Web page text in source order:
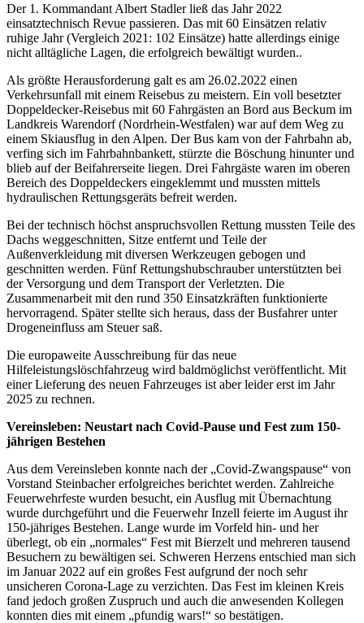
Der 1. Kommandant Albert Stadler ließ das Jahr 2022
einsatztechnisch Revue passieren. Das mit 60 Einsätzen relativ
ruhige Jahr (Vergleich 2021: 102 Einsätze) hatte allerdings einige
nicht alltägliche Lagen, die erfolgreich bewältigt wurden..
Als größte Herausforderung galt es am 26.02.2022 einen
Verkehrsunfall mit einem Reisebus zu meistern. Ein voll besetzter
Doppeldecker-Reisebus mit 60 Fahrgästen an Bord aus Beckum im
Landkreis Warendorf (Nordrhein-Westfalen) war auf dem Weg zu
einem Skiausflug in den Alpen. Der Bus kam von der Fahrbahn ab,
verfing sich im Fahrbahnbankett, stürzte die Böschung hinunter und
blieb auf der Beifahrerseite liegen. Drei Fahrgäste waren im oberen
Bereich des Doppeldeckers eingeklemmt und mussten mittels
hydraulischen Rettungsgeräts befreit werden.
Bei der technisch höchst anspruchsvollen Rettung mussten Teile des
Dachs weggeschnitten, Sitze entfernt und Teile der
Außenverkleidung mit diversen Werkzeugen gebogen und
geschnitten werden. Fünf Rettungshubschrauber unterstützten bei
der Versorgung und dem Transport der Verletzten. Die
Zusammenarbeit mit den rund 350 Einsatzkräften funktionierte
hervorragend. Später stellte sich heraus, dass der Busfahrer unter
Drogeneinfluss am Steuer saß.
Die europaweite Ausschreibung für das neue
Hilfeleistungslöschfahrzeug wird baldmöglichst veröffentlicht. Mit
einer Lieferung des neuen Fahrzeuges ist aber leider erst im Jahr
2025 zu rechnen.
Vereinsleben: Neustart nach Covid-Pause und Fest zum 150-
jährigen Bestehen
Aus dem Vereinsleben konnte nach der „Covid-Zwangspause“ von
Vorstand Steinbacher erfolgreiches berichtet werden. Zahlreiche
Feuerwehrfeste wurden besucht, ein Ausflug mit Übernachtung
wurde durchgeführt und die Feuerwehr Inzell feierte im August ihr
150-jähriges Bestehen. Lange wurde im Vorfeld hin- und her
überlegt, ob ein „normales“ Fest mit Bierzelt und mehreren tausend
Besuchern zu bewältigen sei. Schweren Herzens entschied man sich
im Januar 2022 auf ein großes Fest aufgrund der noch sehr
unsicheren Corona-Lage zu verzichten. Das Fest im kleinen Kreis
fand jedoch großen Zuspruch und auch die anwesenden Kollegen
konnten dies mit einem „pfundig wars!“ so bestätigen.